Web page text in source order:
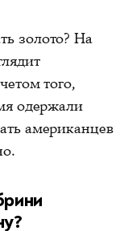
золото? На
того,
одержали
американцев